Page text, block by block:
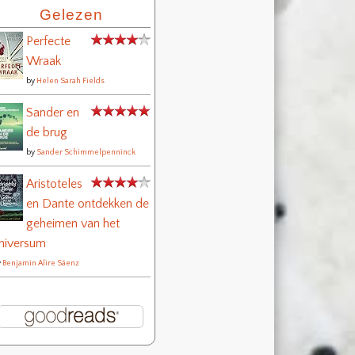
Gelezen
Perfecte
Wraak
by Helen Sarah Fields
Sander en
de brug
by Sander Schimmelpenninck
Aristoteles
en Dante ontdekken de
geheimen van het
Benjamin Alire Sáenz